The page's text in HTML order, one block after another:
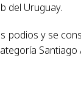
del Uruguay.
podios y se